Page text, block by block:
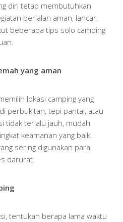
diri tetap membutuhkan
berjalan aman, lancar,
beberapa tips solo camping
yang aman
lokasi camping yang
perbukitan, tepi pantai, atau
tidak terlalu jauh, mudah
keamanan yang baik.
sering digunakan para
darurat.
tentukan berapa lama waktu